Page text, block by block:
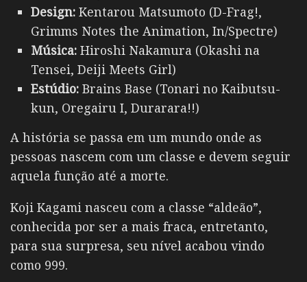
Design: Kentarou Matsumoto (D-Frag!,
Grimms Notes the Animation, In/Spectre)
Música: Hiroshi Nakamura (Okashi na
Tensei, Deiji Meets Girl)
Estúdio: Brains Base (Tonari no Kaibutsu-
kun, Oregairu I, Durarara!!)
A história se passa em um mundo onde as
pessoas nascem com um classe e devem seguir
aquela função até a morte.
Koji Kagami nasceu com a classe “aldeão”,
conhecida por ser a mais fraca, entretanto,
para sua surpresa, seu nível acabou vindo
como 999.